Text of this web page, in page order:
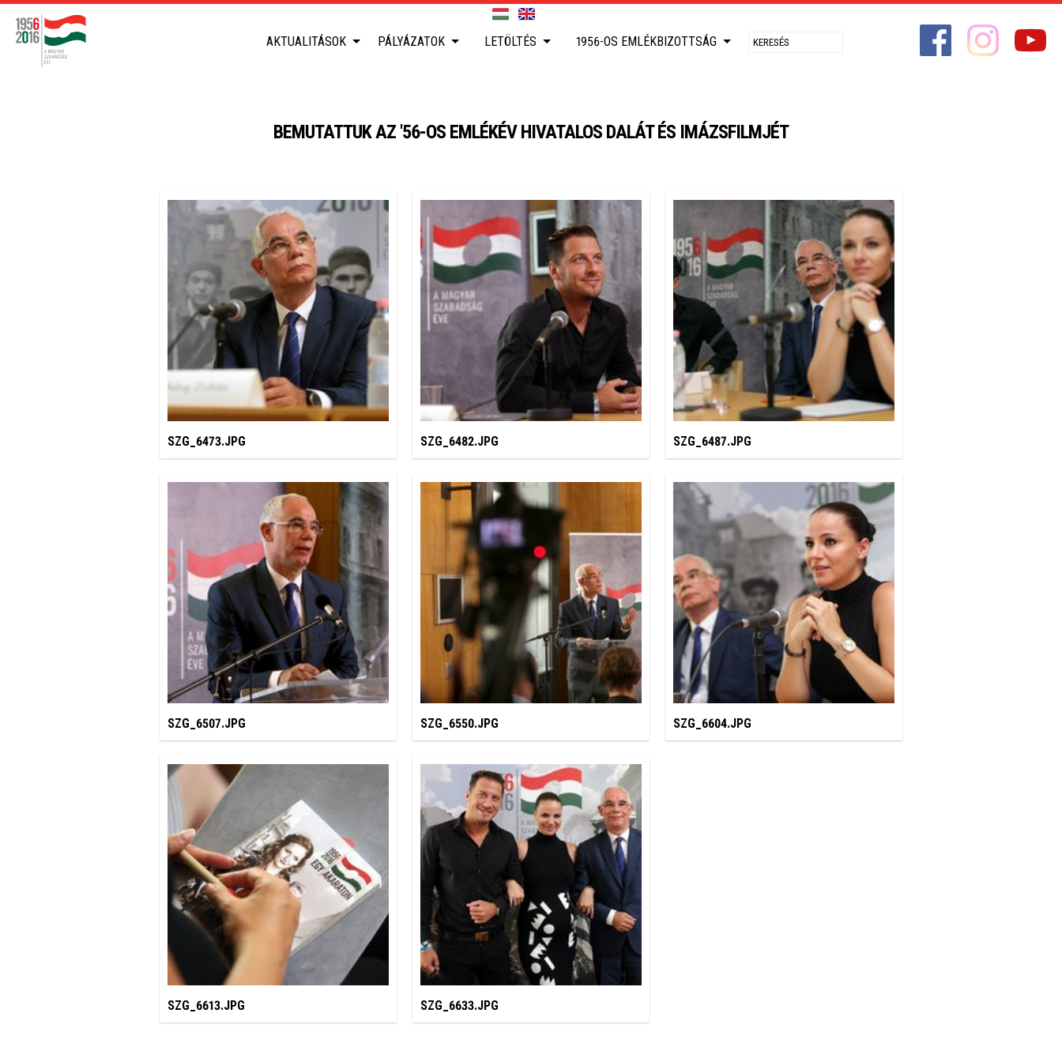
AKTUALITÁSOK PÁLYÁZATOK LETÖLTÉS 1956-OS EMLÉKBIZOTTSÁG
BEMUTATTUK AZ '56-OS EMLÉKÉV HIVATALOS DALÁT ÉS IMÁZSFILMJÉT
SZG_6473.JPG SZG_6482.JPG SZG_6487.JPG
SZG_6507.JPG SZG_6550.JPG SZG_6604.JPG
SZG_6613.JPG SZG_6633.JPG